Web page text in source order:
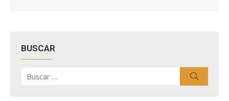
BUSCAR
por: